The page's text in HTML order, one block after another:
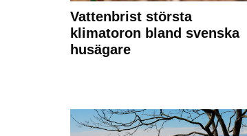
Vattenbrist största
klimatoron bland svenska
husägare